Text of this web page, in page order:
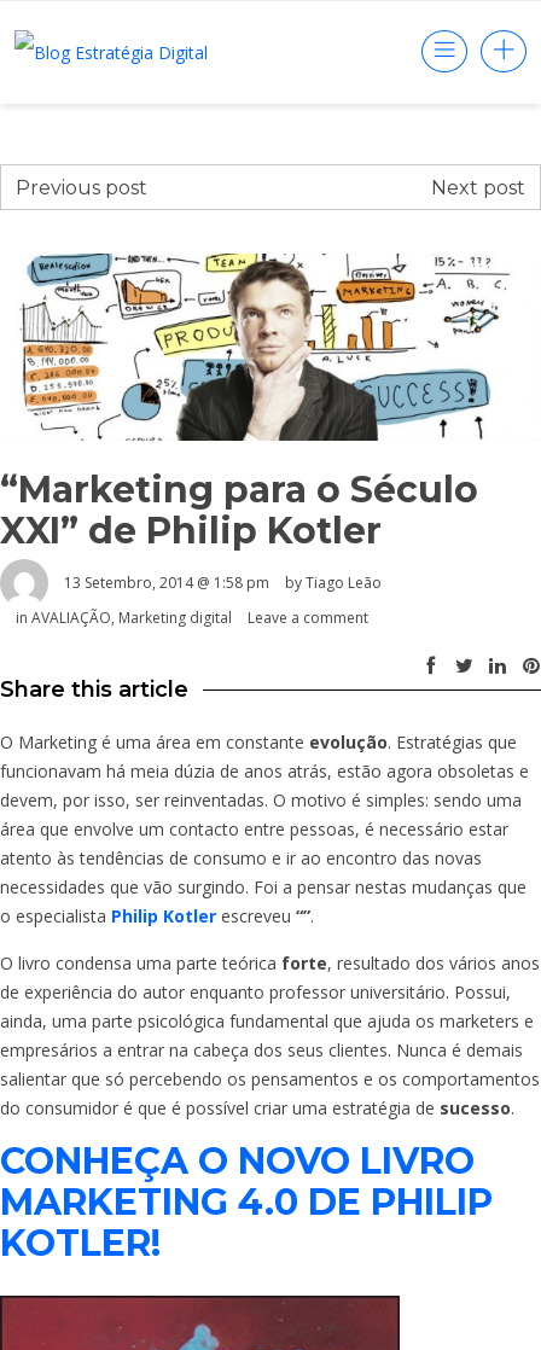
Previous post Next post
“Marketing para o Século
XXI” de Philip Kotler
13 Setembro, 2014 @ 1:58 pm
by Tiago Leão
in AVALIAÇÃO, Marketing digital Leave a comment
Share this article
O Marketing é uma área em constante evolução. Estratégias que
funcionavam há meia dúzia de anos atrás, estão agora obsoletas e
devem, por isso, ser reinventadas. O motivo é simples: sendo uma
área que envolve um contacto entre pessoas, é necessário estar
atento às tendências de consumo e ir ao encontro das novas
necessidades que vão surgindo. Foi a pensar nestas mudanças que
o especialista Philip Kotler escreveu “”.
O livro condensa uma parte teórica forte, resultado dos vários anos
de experiência do autor enquanto professor universitário. Possui,
ainda, uma parte psicológica fundamental que ajuda os marketers e
empresários a entrar na cabeça dos seus clientes. Nunca é demais
salientar que só percebendo os pensamentos e os comportamentos
do consumidor é que é possível criar uma estratégia de sucesso.
CONHEÇA O NOVO LIVRO
MARKETING 4.0 DE PHILIP
KOTLER!